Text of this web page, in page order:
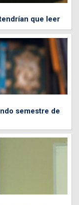
que leer
semestre de